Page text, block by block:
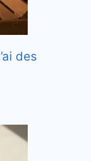
des